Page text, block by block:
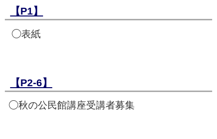
【P1】
◯表紙
【P2-6】
◯秋の公民館講座受講者募集